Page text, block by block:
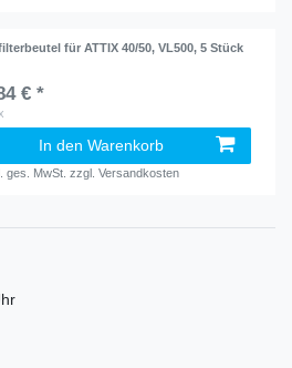
für ATTIX 40/50, VL500, 5 Stück
€ *
In den Warenkorb
ges. MwSt. zzgl.Versandkosten